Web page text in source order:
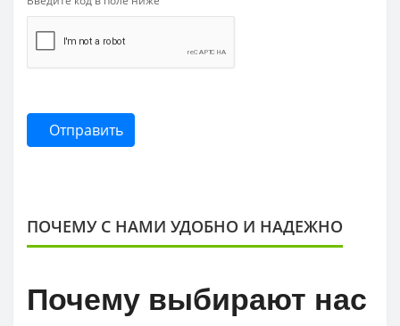
Отправить
ПОЧЕМУ С НАМИ УДОБНО И НАДЕЖНО
Почему выбирают нас